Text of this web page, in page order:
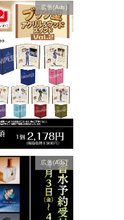
広告(Ads)
広告(Ads)